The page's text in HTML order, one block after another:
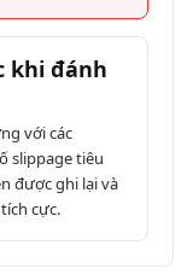
khi đánh
với các
slippage tiêu
được ghi lại và
cực.